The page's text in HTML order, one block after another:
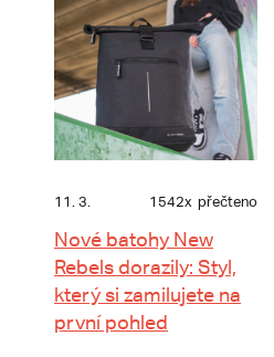
11. 3. 1542x přečteno
Nové batohy New
Rebels dorazily: Styl,
který si zamilujete na
první pohled